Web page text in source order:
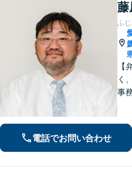
藤
ふ
【
く
事
婚
フ
電話でお問い合わせ